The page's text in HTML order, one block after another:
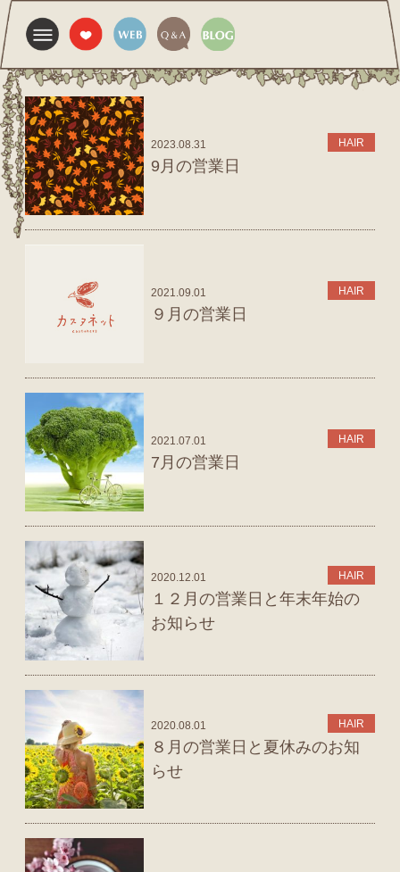
2023.08.31 HAIR
9月の営業日
2021.09.01 HAIR
９月の営業日
2021.07.01 HAIR
7月の営業日
2020.12.01 HAIR
１２月の営業日と年末年始の
お知らせ
2020.08.01 HAIR
８月の営業日と夏休みのお知
らせ